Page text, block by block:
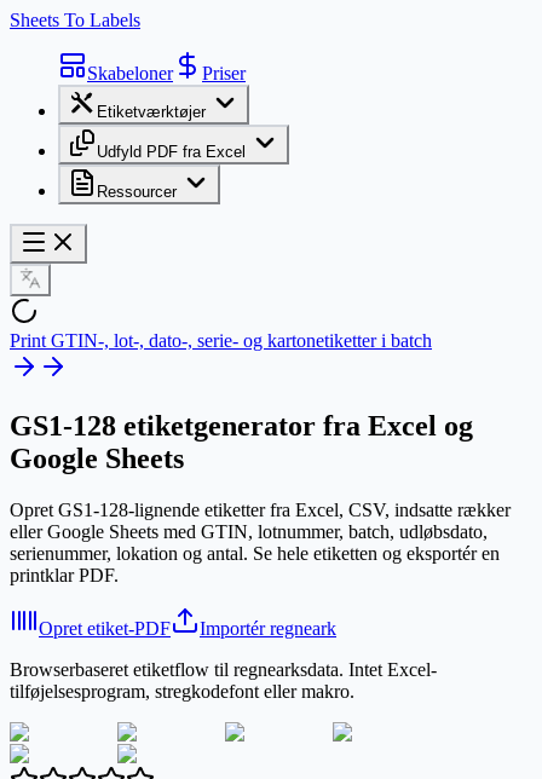
Sheets To Labels
Skabeloner Priser
Etiketværktøjer
Udfyld PDF fra Excel
Ressourcer
Print GTIN-, lot-, dato-, serie- og kartonetiketter i batch
GS1-128 etiketgenerator fra Excel og
Google Sheets
Opret GS1-128-lignende etiketter fra Excel, CSV, indsatte rækker
eller Google Sheets med GTIN, lotnummer, batch, udløbsdato,
serienummer, lokation og antal. Se hele etiketten og eksportér en
printklar PDF.
Opret etiket-PDF
Importér regneark
Browserbaseret etiketflow til regnearksdata. Intet Excel-
tilføjelsesprogram, stregkodefont eller makro.